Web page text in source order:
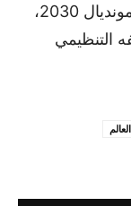
أي قبل ثلاث سنوات من موعد انطلاق مونديال 2030،
التنظيمي